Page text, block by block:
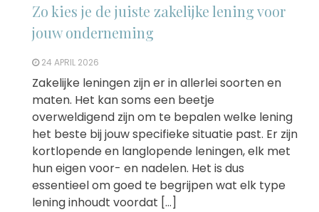
Zo kies je de juiste zakelijke lening voor
jouw onderneming
24 APRIL 2026
Zakelijke leningen zijn er in allerlei soorten en
maten. Het kan soms een beetje
overweldigend zijn om te bepalen welke lening
het beste bij jouw specifieke situatie past. Er zijn
kortlopende en langlopende leningen, elk met
hun eigen voor- en nadelen. Het is dus
essentieel om goed te begrijpen wat elk type
lening inhoudt voordat […]